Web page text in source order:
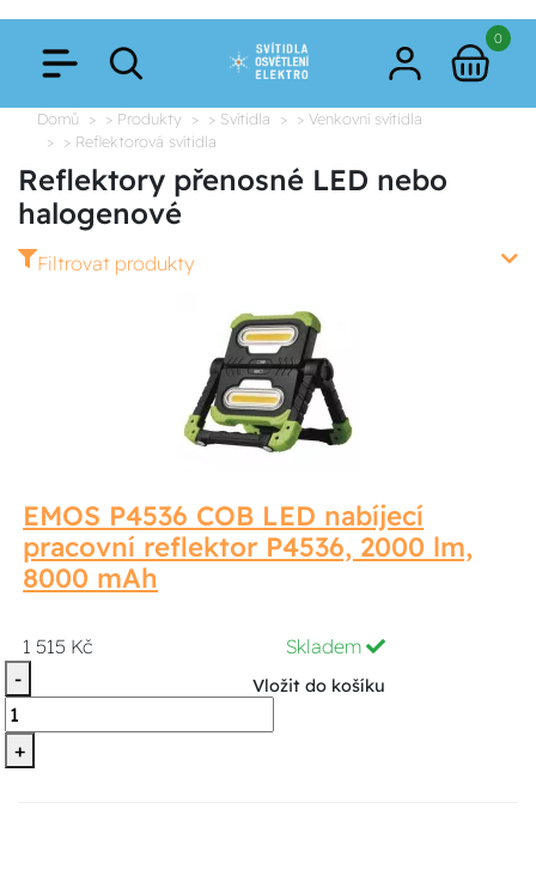
0
Domů > Produkty > Svítidla
> Venkovní svítidla
> Reflektorová svítidla
Reflektory přenosné LED nebo
halogenové
Filtrovat produkty
EMOS P4536 COB LED nabíjecí
pracovní reflektor P4536, 2000 lm,
8000 mAh
1 515 Kč
Skladem
-
+
Vložit do košíku